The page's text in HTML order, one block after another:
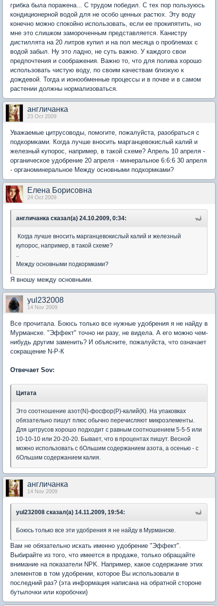
грибка была поражена... С трудом победил. С тех пор пользуюсь
кондиционерной водой для не особо ценных растюх. Эту воду
конечно можно спокойно использовать, если ее прокипятить, но
мне это слишком замороченным представляется. Канистру
дистиллята на 20 литров купил и на пол месяца о проблемах с
водой забыл. Ну это ладно, не суть важно. У каждого свои
предпочтения и соображения. Важно то, что для полива хорошо
использовать чистую воду, по своим качествам близкую к
дождевой. Тогда и ионообменные процессы и в почве и в самом
растении должны нормализоваться.
англичанка
23 Oct 2009
Уважаемые цитрусоводы, помогите, пожалуйста, разобраться с
подкормками. Когда лучше вносить марганцевокислый калий и
железный купорос, например, в такой схеме? Апрель 10 апреля -
органическое удобрение 20 апреля - минеральное 6:6:6 30 апреля
- органоминеральное Между основными подкормками?
Елена Борисовна
24 Oct 2009
англичанка сказал(а) 24.10.2009, 0:34:
Когда лучше вносить марганцевокислый калий и железный
купорос, например, в такой схеме?
Между основными подкормками?
Я вношу между основными.
yul232008
14 Nov 2009
Все прочитала. Боюсь только все нужные удобрения я не найду в
Мурманске. "Эффект" точно ни разу, не видела. А его можно чем-
нибудь другим заменить? И объясните, пожалуйста, что означает
сокращение N-P-К
Отвечает Sov:
Цитата
Это соотношение азот(N)-фосфор(P)-калий(К). На упаковках
обязательно пишут плюс обычно перечисляют микроэлементы.
Для цитрусов хорошо подходит с равным соотношением 5-5-5 или
10-10-10 или 20-20-20. Бывает, что в процентах пишут. Весной
можно использовать с бОльшим содержанием азота, а осенью - с
бОльшим содержанием калия.
англичанка
14 Nov 2009
yul232008 сказал(а) 14.11.2009, 19:54:
Боюсь только все эти удобрения я не найду в Мурманске.
Вам не обязательно искать именно удобрение "Эффект".
Выбирайте из того, что имеется в продаже, только обращайте
внимание на показатели NPK. Например, какое содержание этих
элементов в том удобрении, которое Вы использовали в
последний раз? (эта информация написана на обратной стороне
бутылочки или коробочки)